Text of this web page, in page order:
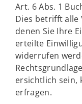
Art. 6 Abs. 1
Dies betrifft alle
denen Sie Ihre
erteilte
widerrufen
ersichtlich sein,
erfragen.